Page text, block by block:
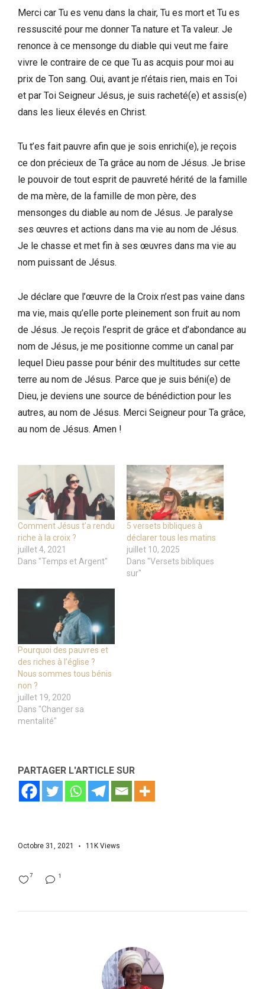
Merci car Tu es venu dans la chair, Tu es mort et Tu es
ressuscité pour me donner Ta nature et Ta valeur. Je
renonce à ce mensonge du diable qui veut me faire
vivre le contraire de ce que Tu as acquis pour moi au
prix de Ton sang. Oui, avant je n’étais rien, mais en Toi
et par Toi Seigneur Jésus, je suis racheté(e) et assis(e)
dans les lieux élevés en Christ.
Tu t’es fait pauvre afin que je sois enrichi(e), je reçois
ce don précieux de Ta grâce au nom de Jésus. Je brise
le pouvoir de tout esprit de pauvreté hérité de la famille
de ma mère, de la famille de mon père, des
mensonges du diable au nom de Jésus. Je paralyse
ses œuvres et actions dans ma vie au nom de Jésus.
Je le chasse et met fin à ses œuvres dans ma vie au
nom puissant de Jésus.
Je déclare que l’œuvre de la Croix n’est pas vaine dans
ma vie, mais qu’elle porte pleinement son fruit au nom
de Jésus. Je reçois l’esprit de grâce et d’abondance au
nom de Jésus, je me positionne comme un canal par
lequel Dieu passe pour bénir des multitudes sur cette
terre au nom de Jésus. Parce que je suis béni(e) de
Dieu, je deviens une source de bénédiction pour les
autres, au nom de Jésus. Merci Seigneur pour Ta grâce,
au nom de Jésus. Amen !
Comment Jésus t’a rendu
riche à la croix ?
juillet 4, 2021
Dans "Temps et Argent"
5 versets bibliques à
déclarer tous les matins
juillet 10, 2025
Dans "Versets bibliques
sur"
Pourquoi des pauvres et
des riches à l’église ?
Nous sommes tous bénis
non ?
juillet 19, 2020
Dans "Changer sa
mentalité"
PARTAGER L'ARTICLE SUR
Octobre 31, 2021 11K Views
1
7